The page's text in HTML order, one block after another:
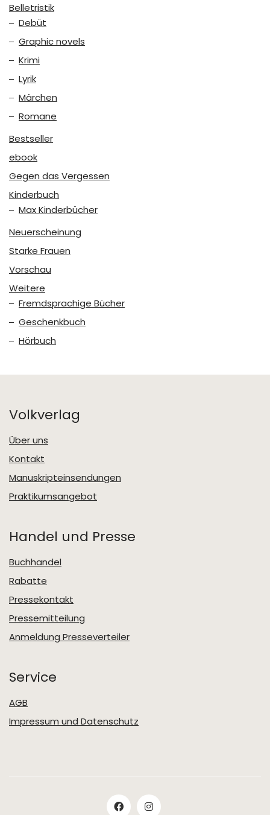
Belletristik
Debüt
Graphic novels
Krimi
Lyrik
Märchen
Romane
Bestseller
ebook
Gegen das Vergessen
Kinderbuch
Max Kinderbücher
Neuerscheinung
Starke Frauen
Vorschau
Weitere
Fremdsprachige Bücher
Geschenkbuch
Hörbuch
Volkverlag
Über uns
Kontakt
Manuskripteinsendungen
Praktikumsangebot
Handel und Presse
Buchhandel
Rabatte
Pressekontakt
Pressemitteilung
Anmeldung Presseverteiler
Service
AGB
Impressum und Datenschutz